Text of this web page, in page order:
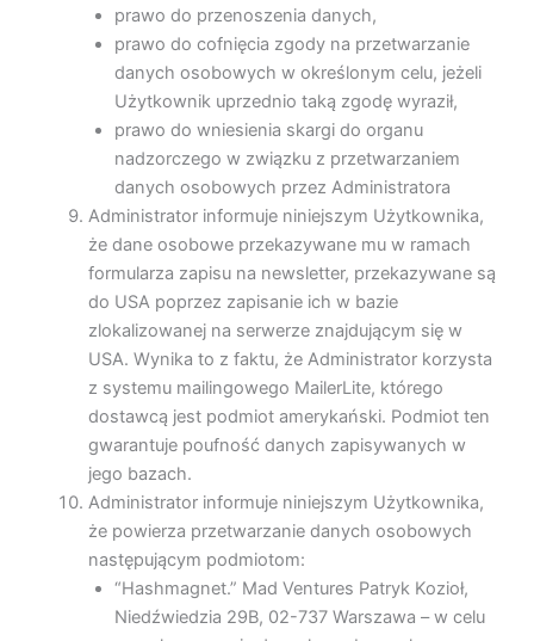
prawo do przenoszenia danych,
prawo do cofnięcia zgody na przetwarzanie
danych osobowych w określonym celu, jeżeli
Użytkownik uprzednio taką zgodę wyraził,
prawo do wniesienia skargi do organu
nadzorczego w związku z przetwarzaniem
danych osobowych przez Administratora
Administrator informuje niniejszym Użytkownika,
że dane osobowe przekazywane mu w ramach
formularza zapisu na newsletter, przekazywane są
do USA poprzez zapisanie ich w bazie
zlokalizowanej na serwerze znajdującym się w
USA. Wynika to z faktu, że Administrator korzysta
z systemu mailingowego MailerLite, którego
dostawcą jest podmiot amerykański. Podmiot ten
gwarantuje poufność danych zapisywanych w
jego bazach.
Administrator informuje niniejszym Użytkownika,
że powierza przetwarzanie danych osobowych
następującym podmiotom:
“Hashmagnet.” Mad Ventures Patryk Kozioł,
Niedźwiedzia 29B, 02-737 Warszawa – w celu